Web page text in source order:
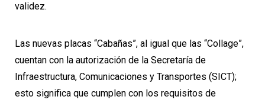
validez.
Las nuevas placas “Cabañas”, al igual que las “Collage”,
cuentan con la autorización de la Secretaría de
Infraestructura, Comunicaciones y Transportes (SICT);
esto significa que cumplen con los requisitos de